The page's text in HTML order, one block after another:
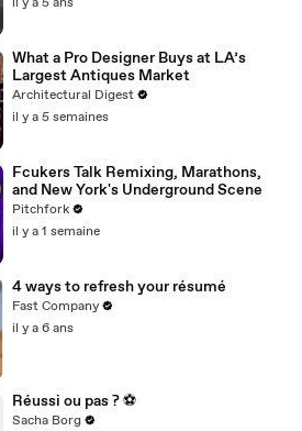
What a Pro Designer Buys at LA’s
Largest Antiques Market
Architectural Digest
il y a 5 semaines
Fcukers Talk Remixing, Marathons,
and New York's Underground Scene
Pitchfork
il y a 1 semaine
4 ways to refresh your résumé
Fast Company
il y a 6 ans
Réussi ou pas ? ⚽️
Sacha Borg